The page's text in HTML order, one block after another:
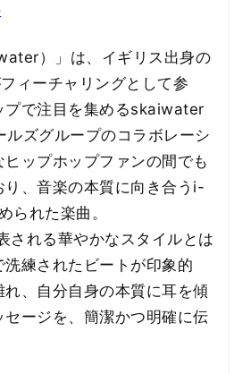
）」は、イギリス出身の
ィーチャリングとして参
プで注目を集めるskaiwater
ルズグループのコラボレーシ
ップホップファンの間でも
り、音楽の本質に向き合うi-
られた楽曲。
される華やかなスタイルとは
練されたビートが印象的
、自分自身の本質に耳を傾
ージを、簡潔かつ明確に伝